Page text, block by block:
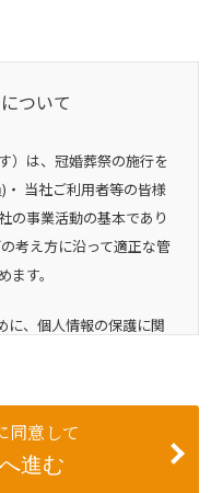
ついて
）は、冠婚葬祭の施行を
当社ご利用者等の皆様
の事業活動の基本であり
考え方に沿って適正な管
す。
に、個人情報の保護に関
項に規定する、生存する
できるものをいい、以下
同意して